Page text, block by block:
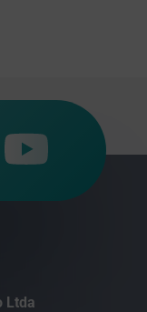
Ltda